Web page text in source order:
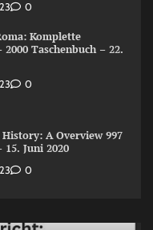
0
Komplette
2000 Taschenbuch – 22.
0
A Overview 997
15. Juni 2020
0